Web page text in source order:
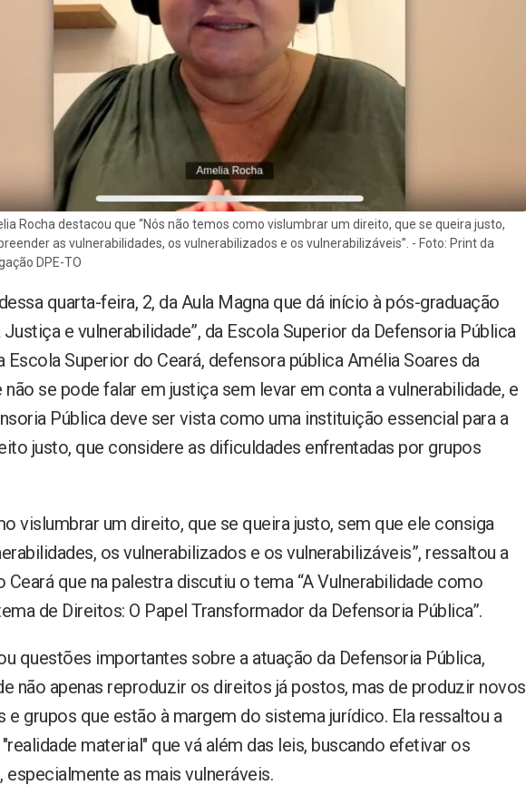
Rocha destacou que “Nós não temos como vislumbrar um direito, que se queira justo,
as vulnerabilidades, os vulnerabilizados e os vulnerabilizáveis”. - Foto: Print da
DPE-TO
quarta-feira, 2, da Aula Magna que dá início à pós-graduação
Justiça e vulnerabilidade”, da Escola Superior da Defensoria Pública
Escola Superior do Ceará, defensora pública Amélia Soares da
não se pode falar em justiça sem levar em conta a vulnerabilidade, e
Pública deve ser vista como uma instituição essencial para a
justo, que considere as dificuldades enfrentadas por grupos
vislumbrar um direito, que se queira justo, sem que ele consiga
os vulnerabilizados e os vulnerabilizáveis”, ressaltou a
Ceará que na palestra discutiu o tema “A Vulnerabilidade como
de Direitos: O Papel Transformador da Defensoria Pública”.
questões importantes sobre a atuação da Defensoria Pública,
não apenas reproduzir os direitos já postos, mas de produzir novos
e grupos que estão à margem do sistema jurídico. Ela ressaltou a
material" que vá além das leis, buscando efetivar os
as mais vulneráveis.